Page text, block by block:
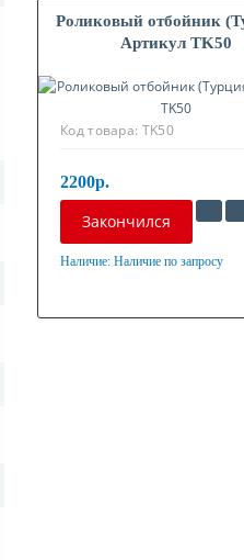
Роликовый отбойник
Артикул TK50
Код товара: TK50
2200р.
Закончился
Наличие: Наличие по запросу